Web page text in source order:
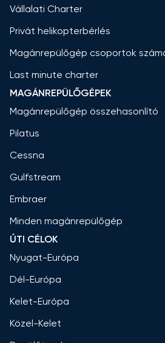
Vállalati Charter
Privát helikopterbérlés
Magánrepülőgép csoportok
Last minute charter
MAGÁNREPÜLŐGÉPEK
Magánrepülőgép összehasonlító
Pilatus
Cessna
Gulfstream
Embraer
Minden magánrepülőgép
ÚTI CÉLOK
Nyugat-Európa
Dél-Európa
Kelet-Európa
Közel-Kelet